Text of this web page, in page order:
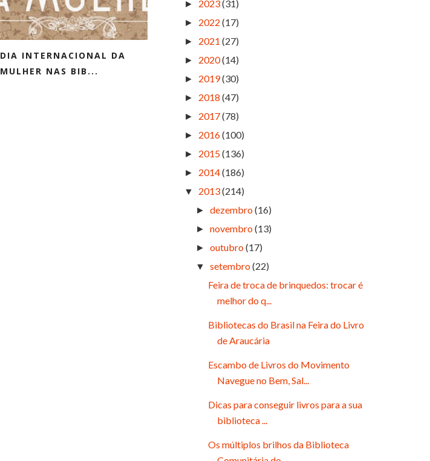
DIA INTERNACIONAL DA
MULHER NAS BIB...
► 2023(31)
► 2022 (17)
► 2021 (27)
► 2020(14)
► 2019(30)
► 2018 (47)
► 2017(78)
► 2016(100)
► 2015(136)
► 2014(186)
▼ 2013(214)
►dezembro(16)
►novembro(13)
►outubro(17)
▼ setembro(22)
Feira de troca de brinquedos: trocar é
melhor do q...
Bibliotecas do Brasil na Feira do Livro
de Araucária
Escambo de Livros do Movimento
Navegue no Bem, Sal...
Dicas para conseguir livros para a sua
biblioteca ...
Os múltiplos brilhos da Biblioteca